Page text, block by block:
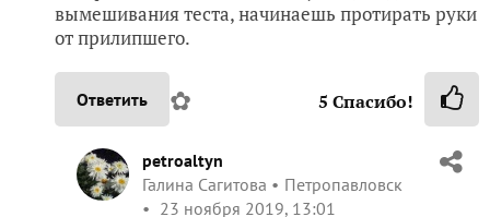
вымешивания теста, начинаешь протирать руки
от прилипшего.
Ответить ✿ 5 Спасибо!
petroaltyn
Галина Сагитова
Петропавловск
23 ноября 2019, 13:01